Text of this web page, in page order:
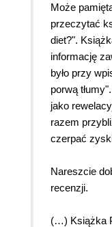
Może
przeczytać
diet?".
informację
było przy
porwą
jako
razem
czerpać
Nareszcie
recenzji.
(…) Książka